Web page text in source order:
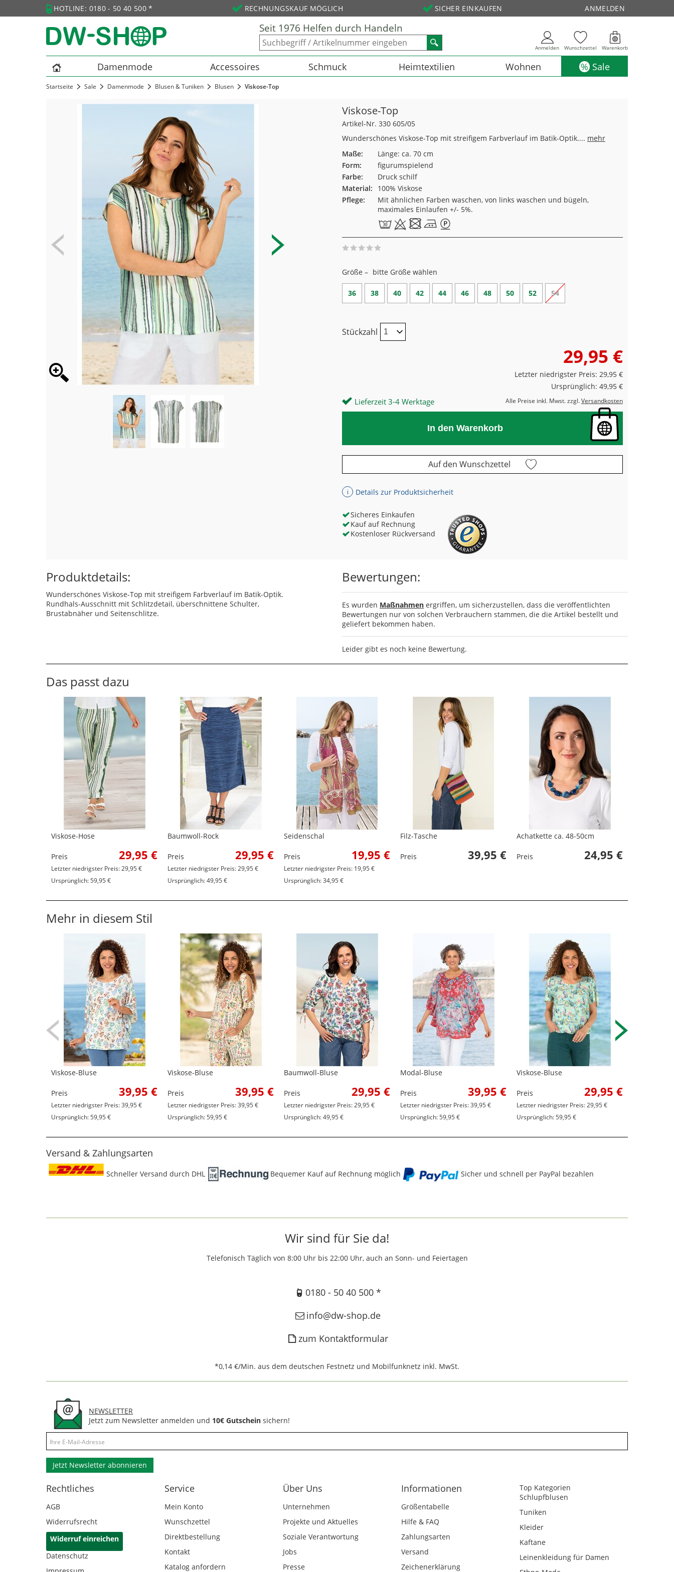
HOTLINE: 0180 - 50 40 500 * RECHNUNGSKAUF MÖGLICH SICHER EINKAUFEN ANMELDEN
Seit 1976 Helfen durch Handeln
Anmelden Wunschzettel Warenkorb
Damenmode Accessoires Schmuck Heimtextilien Wohnen Sale
Startseite Sale Damenmode Blusen & Tuniken Blusen Viskose-Top
Viskose-Top
Artikel-Nr. 330 605/05
Wunderschönes Viskose-Top mit streifigem Farbverlauf im Batik-Optik.... mehr
Größe – bitte Größe wählen
36 38 40 42 44 46 48 50 52 54
Stückzahl
29,95 €
Letzter niedrigster Preis: 29,95 €
Ursprünglich: 49,95 €
Alle Preise inkl. Mwst. zzgl.Versandkosten
Lieferzeit 3-4 Werktage
In den Warenkorb
Auf den Wunschzettel
ℹ Details zur Produktsicherheit
Sicheres Einkaufen
Kauf auf Rechnung
Kostenloser Rückversand
Maße:
Länge: ca. 70 cm
Form:
figurumspielend
Farbe:
Druck schilf
Material:
100% Viskose
Pflege:
Mit ähnlichen Farben waschen, von links waschen und bügeln,
maximales Einlaufen +/- 5%.
Produktdetails:
Wunderschönes Viskose-Top mit streifigem Farbverlauf im Batik-Optik.
Rundhals-Ausschnitt mit Schlitzdetail, überschnittene Schulter,
Brustabnäher und Seitenschlitze.
Bewertungen:
Es wurden Maßnahmen ergriffen, um sicherzustellen, dass die veröffentlichten
Bewertungen nur von solchen Verbrauchern stammen, die die Artikel bestellt und
geliefert bekommen haben.
Leider gibt es noch keine Bewertung.
Das passt dazu
Viskose-Hose
Preis 29,95 €
Letzter niedrigster Preis: 29,95 €
Ursprünglich: 59,95 €
Baumwoll-Rock
Preis 29,95 €
Letzter niedrigster Preis: 29,95 €
Ursprünglich: 49,95 €
Seidenschal
Preis 19,95 €
Letzter niedrigster Preis: 19,95 €
Ursprünglich: 34,95 €
Filz-Tasche
Preis 39,95 €
Achatkette ca. 48-50cm
Preis 24,95 €
Mehr in diesem Stil
Viskose-Bluse
Preis 39,95 €
Letzter niedrigster Preis: 39,95 €
Ursprünglich: 59,95 €
Viskose-Bluse
Preis 39,95 €
Letzter niedrigster Preis: 39,95 €
Ursprünglich: 59,95 €
Baumwoll-Bluse
Preis 29,95 €
Letzter niedrigster Preis: 29,95 €
Ursprünglich: 49,95 €
Modal-Bluse
Preis 39,95 €
Letzter niedrigster Preis: 39,95 €
Ursprünglich: 59,95 €
Viskose-Bluse
Preis 29,95 €
Letzter niedrigster Preis: 29,95 €
Ursprünglich: 59,95 €
Versand & Zahlungsarten
Schneller Versand durch DHL Bequemer Kauf auf Rechnung möglich Sicher und schnell per PayPal bezahlen
Wir sind für Sie da!
Telefonisch Täglich von 8:00 Uhr bis 22:00 Uhr, auch an Sonn- und Feiertagen
0180 - 50 40 500 *
info@dw-shop.de
zum Kontaktformular
*0,14 €/Min. aus dem deutschen Festnetz und Mobilfunknetz inkl. MwSt.
NEWSLETTER
Jetzt zum Newsletter anmelden und 10€ Gutschein sichern!
Jetzt Newsletter abonnieren
Rechtliches
AGB
Widerrufsrecht
Widerruf einreichen
Datenschutz
Service
Mein Konto
Wunschzettel
Direktbestellung
Kontakt
Katalog anfordern
Über Uns
Unternehmen
Projekte und Aktuelles
Soziale Verantwortung
Jobs
Presse
Informationen
Größentabelle
Hilfe & FAQ
Zahlungsarten
Versand
Zeichenerklärung
Top Kategorien
Schlupfblusen
Tuniken
Kleider
Kaftane
Leinenkleidung für Damen